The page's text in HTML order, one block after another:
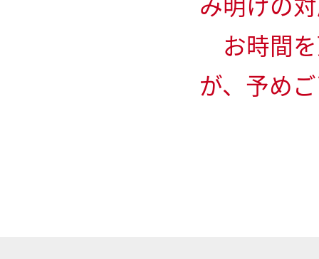
お時間
が、予め